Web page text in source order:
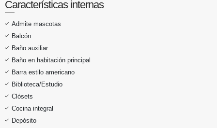
Características internas
Admite mascotas
Balcón
Baño auxiliar
Baño en habitación principal
Barra estilo americano
Biblioteca/Estudio
Clósets
Cocina integral
Depósito